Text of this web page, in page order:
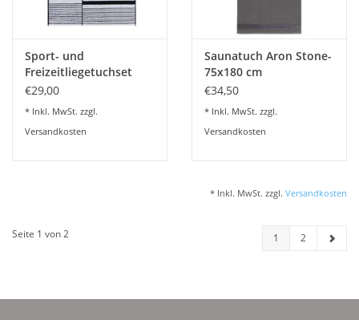
Sport- und
Freizeitliegetuchset
TIMO
€29,00
* Inkl. MwSt. zzgl.
Versandkosten
Saunatuch Aron Stone-
75x180 cm
€34,50
* Inkl. MwSt. zzgl.
Versandkosten
* Inkl. MwSt. zzgl. Versandkosten
Seite 1 von 2 1 2